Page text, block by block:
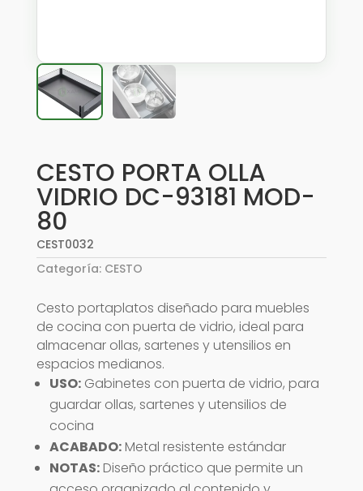
CESTO PORTA OLLA
VIDRIO DC-93181 MOD-
80
CEST0032
Categoría: CESTO
Cesto portaplatos diseñado para muebles
de cocina con puerta de vidrio, ideal para
almacenar ollas, sartenes y utensilios en
espacios medianos.
USO:Gabinetes con puerta de vidrio, para
guardar ollas, sartenes y utensilios de
cocina
ACABADO:Metal resistente estándar
NOTAS:Diseño práctico que permite un